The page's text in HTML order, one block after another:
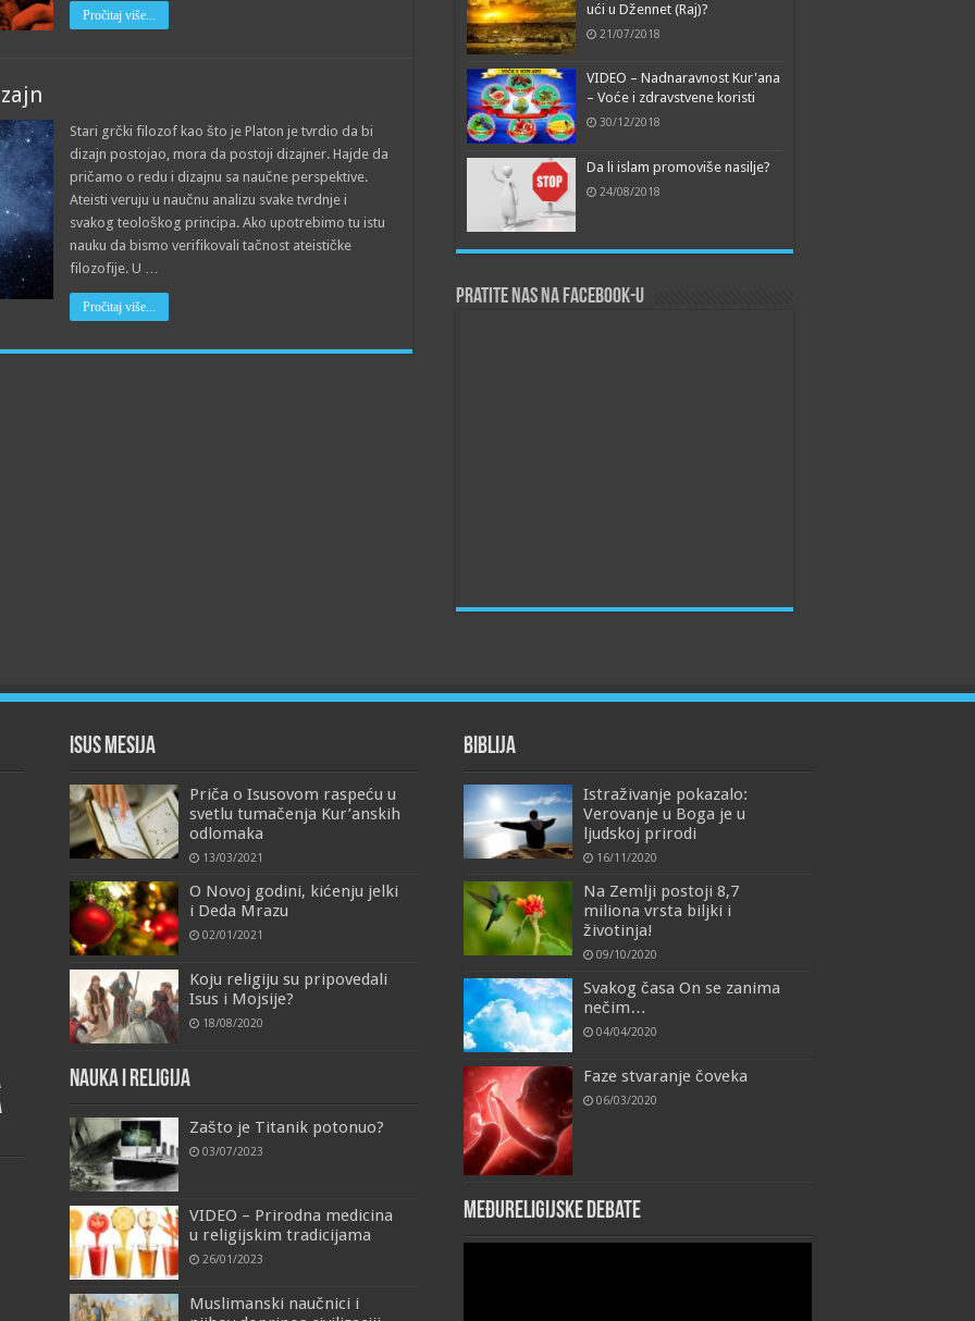
Pročitaj više...
Stari grčki filozof kao što je Platon je tvrdio da bi
dizajn postojao, mora da postoji dizajner. Hajde da
pričamo o redu i dizajnu sa naučne perspektive.
Ateisti veruju u naučnu analizu svake tvrdnje i
svakog teološkog principa. Ako upotrebimo tu istu
nauku da bismo verifikovali tačnost ateističke
filozofije. U …
Pročitaj više...
ući u Džennet (Raj)?
21/07/2018
VIDEO – Nadnaravnost Kur'ana
– Voće i zdravstvene koristi
30/12/2018
Da li islam promoviše nasilje?
24/08/2018
Pratite nas na Facebook-u
Isus Mesija
Priča o Isusovom raspeću u
svetlu tumačenja Kur’anskih
odlomaka
13/03/2021
O Novoj godini, kićenju jelki
i Deda Mrazu
02/01/2021
Koju religiju su pripovedali
Isus i Mojsije?
18/08/2020
Nauka i religija
Zašto je Titanik potonuo?
03/07/2023
VIDEO – Prirodna medicina
u religijskim tradicijama
26/01/2023
Muslimanski naučnici i
Biblija
Istraživanje pokazalo:
Verovanje u Boga je u
ljudskoj prirodi
16/11/2020
Na Zemlji postoji 8,7
miliona vrsta biljki i
životinja!
09/10/2020
Svakog časa On se zanima
nečim…
04/04/2020
Faze stvaranje čoveka
06/03/2020
Međureligijske debate